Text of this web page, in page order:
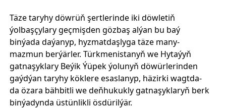
Täze taryhy döwrüň şertlerinde iki döwletiň
ýolbaşçylary geçmişden gözbaş alýan bu baý
binýada daýanyp, hyzmatdaşlyga täze many-
mazmun berýärler. Türkmenistanyň we Hytaýyň
gatnaşyklary Beýik Ýüpek ýolunyň döwürlerinden
gaýdýan taryhy köklere esaslanyp, häzirki wagtda-
da özara bähbitli we deňhukukly gatnaşyklaryň berk
binýadynda üstünlikli ösdürilýär.